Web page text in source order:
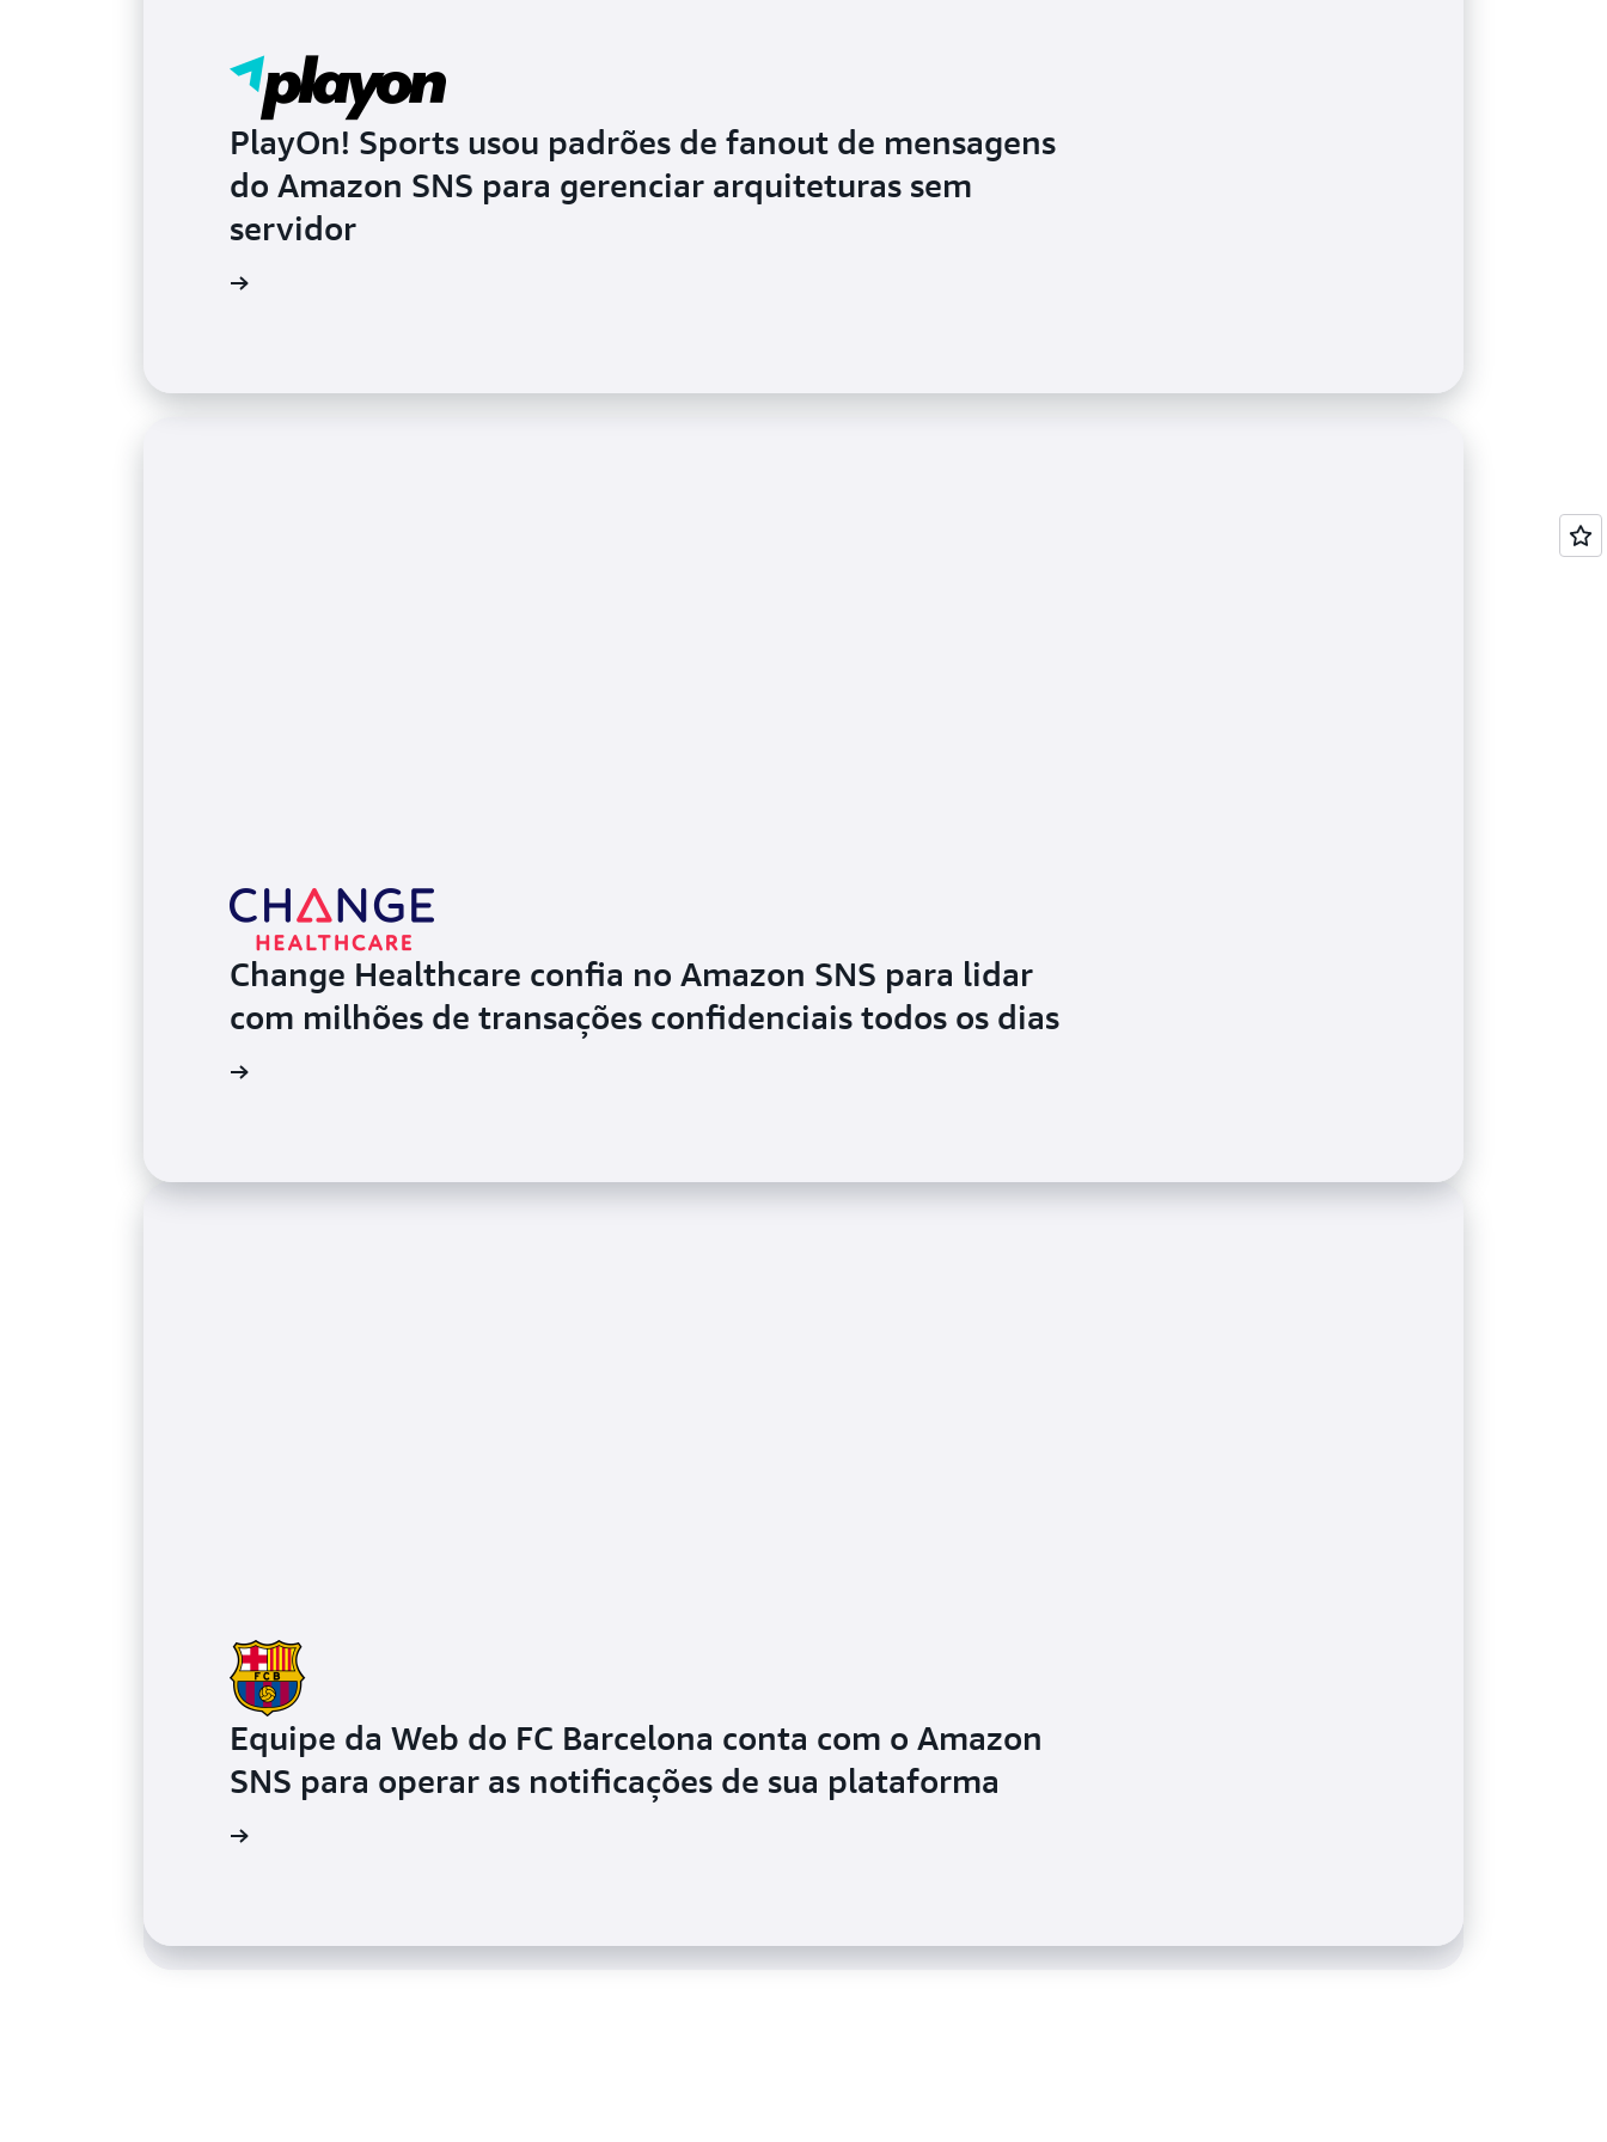
PlayOn! Sports usou padrões de fanout de mensagens
do Amazon SNS para gerenciar arquiteturas sem
servidor
Change Healthcare confia no Amazon SNS para lidar
com milhões de transações confidenciais todos os dias
Equipe da Web do FC Barcelona conta com o Amazon
SNS para operar as notificações de sua plataforma
A biblioteca de imagens e vídeos da NASA usou o
Amazon SNS para processar novo conteúdo